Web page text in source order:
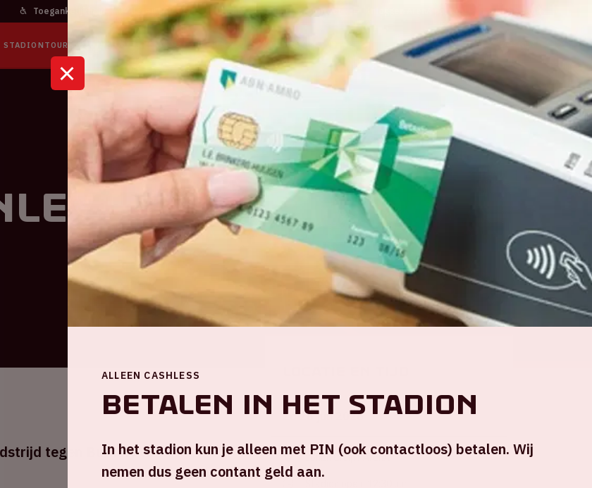
Toegankelijkheid Bereikbaarheid In het stadion Contact
STADIONTOURS NAAR DE ARENA BUSINESS EVENTS OVER ONS
tegen Burnely ter
Zo 26 juli 2026
Johan Cruijff ArenA
ALLEEN CASHLESS
Betalen in het stadion
In het stadion kun je alleen met PIN (ook contactloos) betalen. Wij
nemen dus geen contant geld aan.